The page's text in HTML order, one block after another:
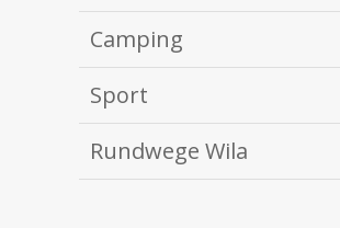
Camping
Sport
Rundwege Wila